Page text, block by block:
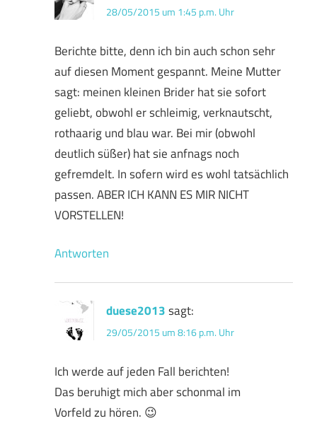
28/05/2015 um 1:45 p.m. Uhr
Berichte bitte, denn ich bin auch schon sehr
auf diesen Moment gespannt. Meine Mutter
sagt: meinen kleinen Brider hat sie sofort
geliebt, obwohl er schleimig, verknautscht,
rothaarig und blau war. Bei mir (obwohl
deutlich süßer) hat sie anfnags noch
gefremdelt. In sofern wird es wohl tatsächlich
passen. ABER ICH KANN ES MIR NICHT
VORSTELLEN!
Antworten
duese2013sagt:
29/05/2015 um 8:16 p.m. Uhr
Ich werde auf jeden Fall berichten!
Das beruhigt mich aber schonmal im
Vorfeld zu hören. 😉